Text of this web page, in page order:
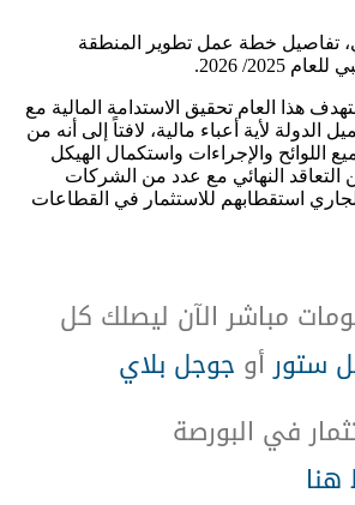
تفاصيل خطة عمل تطوير المنطقة
2025/ 2026.
هذا العام تحقيق الاستدامة المالية مع
الدولة لأية أعباء مالية، لافتاً إلى أنه من
اللوائح والإجراءات واستكمال الهيكل
التعاقد النهائي مع عدد من الشركات
استقطابهم للاستثمار في القطاعات
مباشر الآن ليصلك كل
ستورأو جوجل بلاي
في البورصة